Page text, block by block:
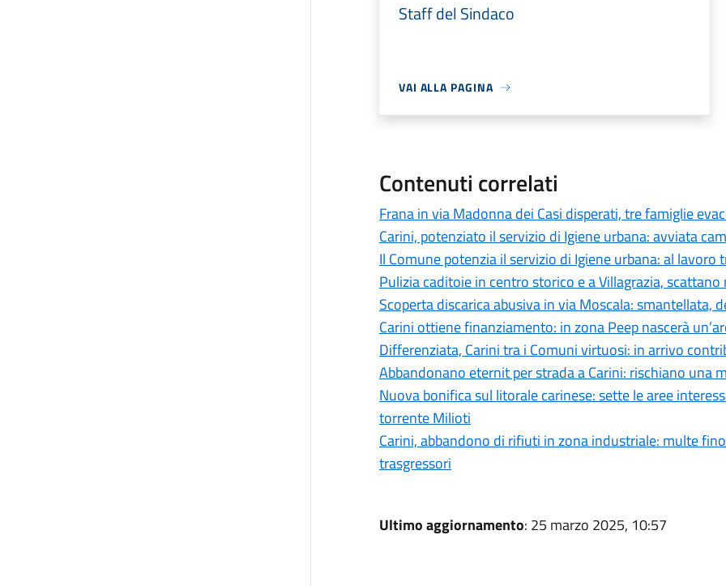
Staff del Sindaco
VAI ALLA PAGINA
Contenuti correlati
Frana in via Madonna dei Casi disperati, tre famiglie
Carini, potenziato il servizio di Igiene urbana: avviata
Il Comune potenzia il servizio di Igiene urbana: al lavoro
Pulizia caditoie in centro storico e a Villagrazia,
Scoperta discarica abusiva in via Moscala: smantellata,
Carini ottiene finanziamento: in zona Peep nascerà
Differenziata, Carini tra i Comuni virtuosi: in arrivo
Abbandonano eternit per strada a Carini: rischiano una
Nuova bonifica sul litorale carinese: sette le aree
torrente Milioti
Carini, abbandono di rifiuti in zona industriale: multe
trasgressori
Ultimo aggiornamento: 25 marzo 2025, 10:57